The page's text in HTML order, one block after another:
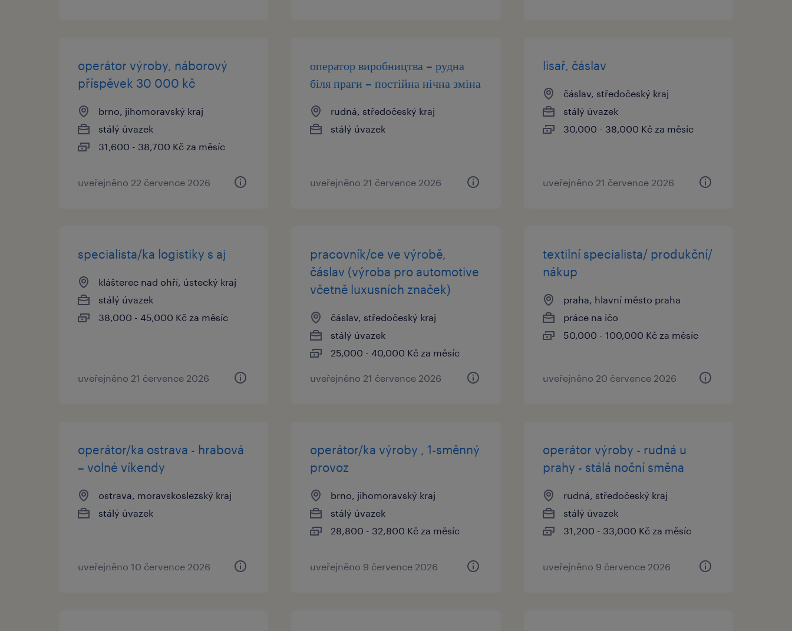
operátor výroby, náborový
příspěvek 30 000 kč
brno, jihomoravský kraj
stálý úvazek
31,600 - 38,700 Kč za měsíc
uveřejněno 22 července 2026
оператор виробництва – рудна
біля праги – постійна нічна зміна
rudná, středočeský kraj
stálý úvazek
uveřejněno 21 července 2026
lisař, čáslav
čáslav, středočeský kraj
stálý úvazek
30,000 - 38,000 Kč za měsíc
uveřejněno 21 července 2026
specialista/ka logistiky s aj
klášterec nad ohří, ústecký kraj
stálý úvazek
38,000 - 45,000 Kč za měsíc
uveřejněno 21 července 2026
pracovník/ce ve výrobě,
čáslav (výroba pro automotive
včetně luxusních značek)
čáslav, středočeský kraj
stálý úvazek
25,000 - 40,000 Kč za měsíc
uveřejněno 21 července 2026
textilní specialista/ produkční/
nákup
praha, hlavní město praha
práce na ičo
50,000 - 100,000 Kč za měsíc
uveřejněno 20 července 2026
operátor/ka ostrava - hrabová
– volné víkendy
ostrava, moravskoslezský kraj
stálý úvazek
uveřejněno 10 července 2026
operátor/ka výroby , 1-směnný
provoz
brno, jihomoravský kraj
stálý úvazek
28,800 - 32,800 Kč za měsíc
uveřejněno 9 července 2026
operátor výroby - rudná u
prahy - stálá noční směna
rudná, středočeský kraj
stálý úvazek
31,200 - 33,000 Kč za měsíc
uveřejněno 9 července 2026